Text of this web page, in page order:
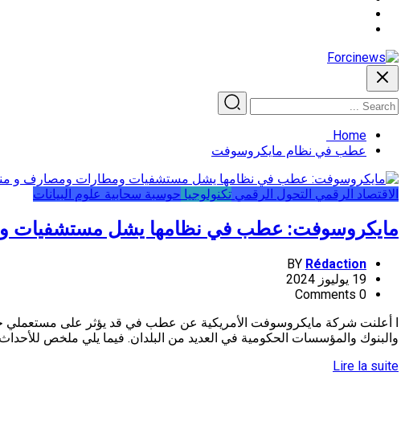
Home
عطب في نظام مايكروسوفت
اﻻقتصاد الرقمي التحول الرقمي تكنولوجيا حوسبة سحابية علوم البيانات
مايكروسوفت: عطب في نظامها يشل مستشفيات
BY Rédaction
19 يوليوز 2024
0 Comments
ا أعلنت شركة مايكروسوفت الأمريكية عن عطب في قد يؤثر على مستعملي
والبنوك والمؤسسات الحكومية في العديد من البلدان. فيما يلي ملخص
Lire la suite